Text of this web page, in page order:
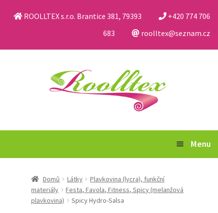
ROOLLTEX s.r.o. Brantice 381, 79393
+420 774 706
683
roolltex@seznam.cz
Menu
Obchodní podmínky a reklamační řád
Domů Látky
Plavkovina (lycra), funkční
materiály
Festa, Favola, Fitness, Spicy (melanžová
plavkovina)
Spicy Hydro-Salsa